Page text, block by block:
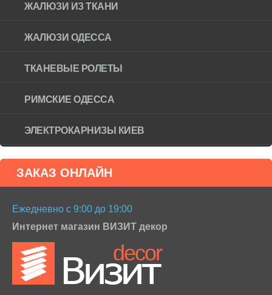
ЖАЛЮЗИ ИЗ ТКАНИ
ЖАЛЮЗИ ОДЕССА
ТКАНЕВЫЕ РОЛЕТЫ
РИМСКИЕ ОДЕССА
ЭЛЕКТРОКАРНИЗЫ КИЕВ
ЗАКАЗ ОНЛАЙН
Ежедневно с 9:00 до 19:00
Интернет магазин ВИЗИТ декор